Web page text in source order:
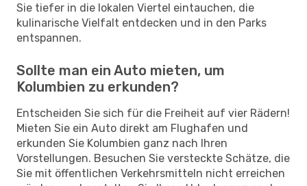
Sie tiefer in die lokalen Viertel eintauchen, die
kulinarische Vielfalt entdecken und in den Parks
entspannen.
Sollte man ein Auto mieten, um
Kolumbien zu erkunden?
Entscheiden Sie sich für die Freiheit auf vier Rädern!
Mieten Sie ein Auto direkt am Flughafen und
erkunden Sie Kolumbien ganz nach Ihren
Vorstellungen. Besuchen Sie versteckte Schätze, die
Sie mit öffentlichen Verkehrsmitteln nicht erreichen